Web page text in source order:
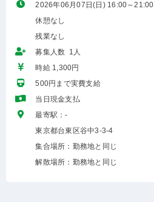
2026年06月07日(日) 16:00～21:00
休憩なし
残業なし
募集人数 1人
時給 1,300円
500円まで実費支給
当日現金支払
最寄駅：-
東京都台東区谷中3-3-4
集合場所：勤務地と同じ
解散場所：勤務地と同じ